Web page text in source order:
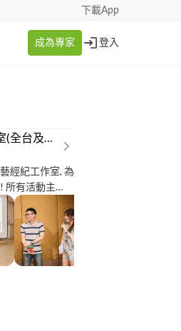
下載App
成為專家 登入
中英韓台4語主持暨演藝經紀工作室(全台及海外服務
經紀工作室, 為
動態模特拍
歡迎到工作室
喔) 主持分享: